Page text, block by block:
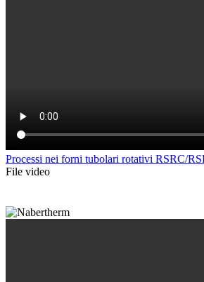
Processi nei forni tubolari rotativi RSRC/
File video